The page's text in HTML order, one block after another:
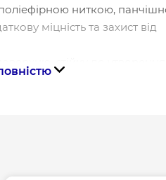
ниткою,
міцність та захист від